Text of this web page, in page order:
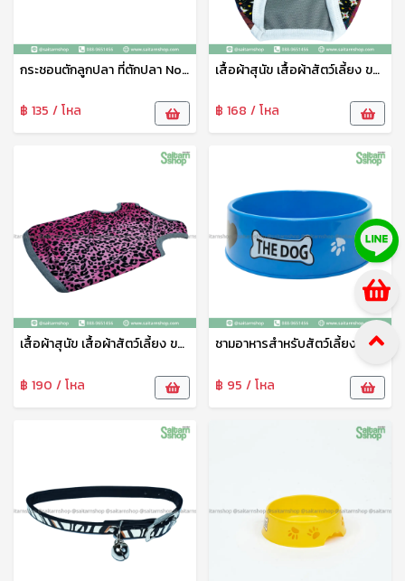
กระชอนตักลูกปลา ที่ตักปลา No.5 111
฿ 135 / โหล
เสื้อผ้าสุนัข เสื้อผ้าสัตว์เลี้ยง ขนาดเล็ก ชุดสัตว์เลี้ยง เสื้อผ้าสัตว์เลี้ยง เสื้อแมว สุนัข หมา ลายน่ารัก เจริญทรัพย์11
฿ 168 / โหล
เสื้อผ้าสุนัข เสื้อผ้าสัตว์เลี้ยง ขนาดใหญ่ ชุดสัตว์เลี้ยง เสื้อผ้าสัตว์เลี้ยง เสื้อแมว สุนัข หมา ลายน่ารัก เจริญทรัพย์11
฿ 190 / โหล
ชามอาหารสำหรับสัตว์เลี้ยง ชามข้าวหมาเล็ก ตราAP ชามอาหารสุนัข ชามข้าวแมว ชามข้าวสัตว์ ชามพลาสติกคุณภาพดี ปลอดภัย ทนทาน
฿ 95 / โหล